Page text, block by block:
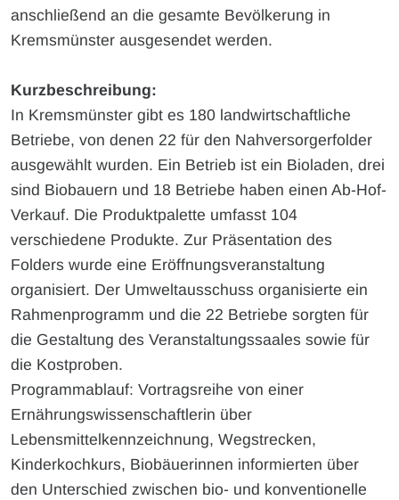
anschließend an die gesamte Bevölkerung in
Kremsmünster ausgesendet werden.
Kurzbeschreibung:
In Kremsmünster gibt es 180 landwirtschaftliche
Betriebe, von denen 22 für den Nahversorgerfolder
ausgewählt wurden. Ein Betrieb ist ein Bioladen, drei
sind Biobauern und 18 Betriebe haben einen Ab-Hof-
Verkauf. Die Produktpalette umfasst 104
verschiedene Produkte. Zur Präsentation des
Folders wurde eine Eröffnungsveranstaltung
organisiert. Der Umweltausschuss organisierte ein
Rahmenprogramm und die 22 Betriebe sorgten für
die Gestaltung des Veranstaltungssaales sowie für
die Kostproben.
Programmablauf: Vortragsreihe von einer
Ernährungswissenschaftlerin über
Lebensmittelkennzeichnung, Wegstrecken,
Kinderkochkurs, Biobäuerinnen informierten über
den Unterschied zwischen bio- und konventionelle